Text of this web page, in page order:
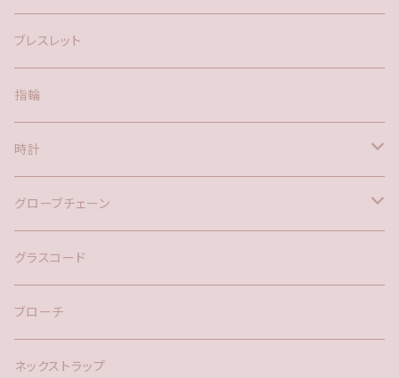
アメリカン
ポスト
ブレスレット
指輪
時計
バックチャーム
ネックレス
グローブチェーン
バックチャーム
グラスコード
ブローチ
ネックストラップ